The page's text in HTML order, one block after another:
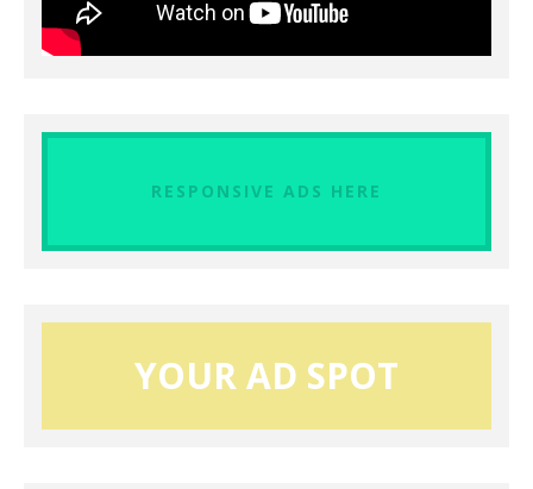
RESPONSIVE ADS HERE
YOUR AD SPOT